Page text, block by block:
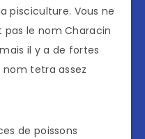
pisciculture. Vous ne
le nom Characin
il y a de fortes
tetra assez
de poissons